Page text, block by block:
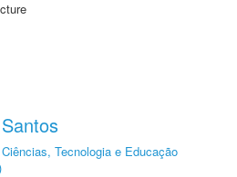
Tecnologia e Educação